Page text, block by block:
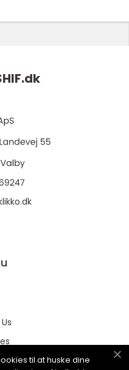
dk
til at huske dine